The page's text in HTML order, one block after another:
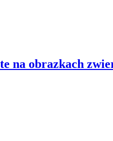
obrazkach